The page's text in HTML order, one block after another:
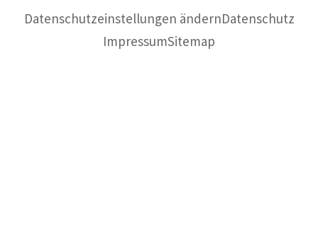
Datenschutzeinstellungen ändernDatenschutz
ImpressumSitemap